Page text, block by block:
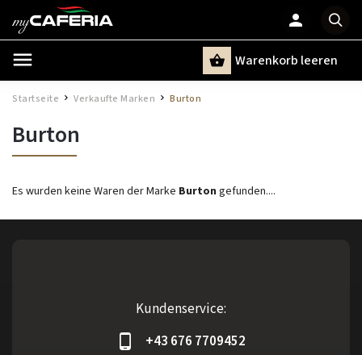
Warenkorb leeren
Startseite / Verkaufte Marken / Burton
Burton
Es wurden keine Waren der Marke Burton gefunden....
Kundenservice:
+43 676 7709452